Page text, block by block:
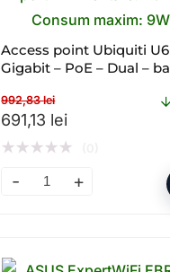
Access point Ubiquiti
Gigabit – PoE – Dual –
992,83lei
Prețul inițial a fost:
691,13 leiPrețul curent
★★★★★
Access point Ubiquiti